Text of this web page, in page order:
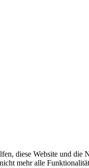
diese Website und
mehr alle